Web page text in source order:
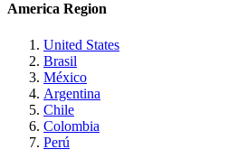
America Region
United States
Brasil
México
Argentina
Chile
Colombia
Perú